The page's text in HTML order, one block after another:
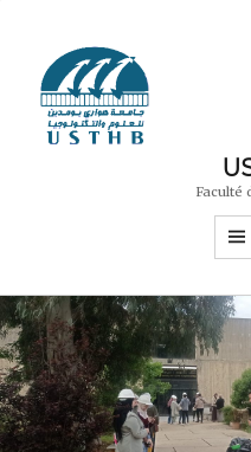
Faculté